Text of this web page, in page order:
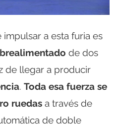
a esta furia es
de dos
de llegar a producir
. Toda esa fuerza se
ruedas a través de
de doble